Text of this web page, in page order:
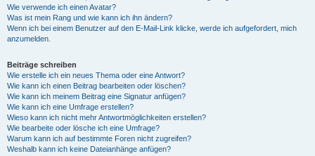
Wie verwende ich einen Avatar?
Was ist mein Rang und wie kann ich ihn ändern?
Wenn ich bei einem Benutzer auf den E-Mail-Link klicke, werde ich aufgefordert, mich
anzumelden.
Beiträge schreiben
Wie erstelle ich ein neues Thema oder eine Antwort?
Wie kann ich einen Beitrag bearbeiten oder löschen?
Wie kann ich meinem Beitrag eine Signatur anfügen?
Wie kann ich eine Umfrage erstellen?
Wieso kann ich nicht mehr Antwortmöglichkeiten erstellen?
Wie bearbeite oder lösche ich eine Umfrage?
Warum kann ich auf bestimmte Foren nicht zugreifen?
Weshalb kann ich keine Dateianhänge anfügen?